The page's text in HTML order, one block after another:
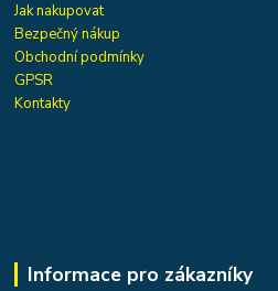
Jak nakupovat
Bezpečný nákup
Obchodní podmínky
GPSR
Kontakty
Informace pro zákazníky